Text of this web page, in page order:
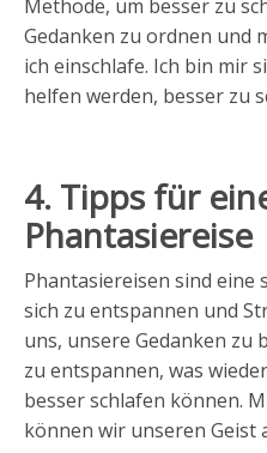
Methode, um besser zu
Gedanken zu ordnen und
ich einschlafe. Ich bin mir
helfen werden, besser zu
4. Tipps für
Phantasiereise
Phantasiereisen sind eine
sich zu entspannen und
uns, unsere Gedanken zu
zu entspannen, was
besser schlafen können.
können wir unseren Geist